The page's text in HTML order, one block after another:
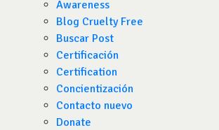
Awareness
Blog Cruelty Free
Buscar Post
Certificación
Certification
Concientización
Contacto nuevo
Donate